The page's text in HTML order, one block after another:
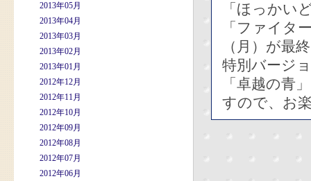
2013年05月
2013年04月
2013年03月
2013年02月
2013年01月
2012年12月
2012年11月
2012年10月
2012年09月
2012年08月
2012年07月
2012年06月
「ほっかい
「ファイタ
（月）が最
特別バージ
「卓越の青
すので、お